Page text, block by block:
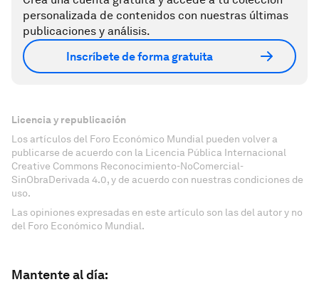
personalizada de contenidos con nuestras últimas
publicaciones y análisis.
Inscríbete de forma gratuita
Licencia y republicación
Los artículos del Foro Económico Mundial pueden volver a
publicarse de acuerdo con la Licencia Pública Internacional
Creative Commons Reconocimiento-NoComercial-
SinObraDerivada 4.0, y de acuerdo con nuestras condiciones de
uso.
Las opiniones expresadas en este artículo son las del autor y no
del Foro Económico Mundial.
Mantente al día: